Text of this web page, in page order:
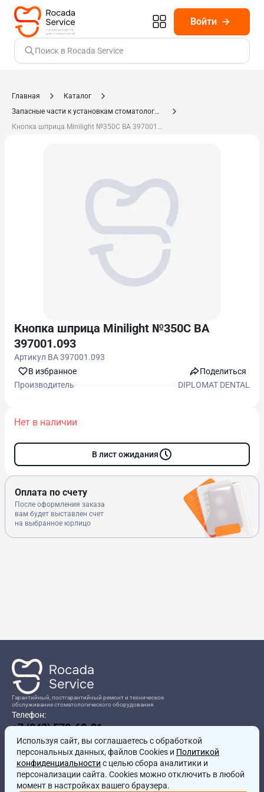
Войти
Поиск в Rocada Service
Главная
Каталог
Запасные части к установкам стоматологическим, компрессорам
Кнопка шприца Minilight №350С ВА 397001.093
Кнопка шприца Minilight №350С ВА
397001.093
Артикул ВА 397001.093
В избранноe
Поделиться
Производитель
DIPLOMAT DENTAL
Нет в наличии
В лист ожидания
Оплата по счету
После оформления заказа
вам будет выставлен счет
на выбранное юрлицо
Гарантийный, постгарантийный ремонт и техническое
обслуживание стоматологического оборудования
Телефон:
+7 (843) 570-60-81
Режим работы:8:00-17:00
Адрес:
г.Казань, ул.Проспект Победы, д.204в
Почта:
Используя сайт, вы соглашаетесь с обработкой
персональных данных, файлов Cookies и Политикой
конфиденциальности с целью сбора аналитики и
персонализации сайта. Cookies можно отключить в любой
момент в настройках вашего браузера.